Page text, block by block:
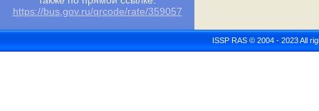
https://bus.gov.ru/qrcode/rate/359057
ISSP RAS © 2004 - 2023 All